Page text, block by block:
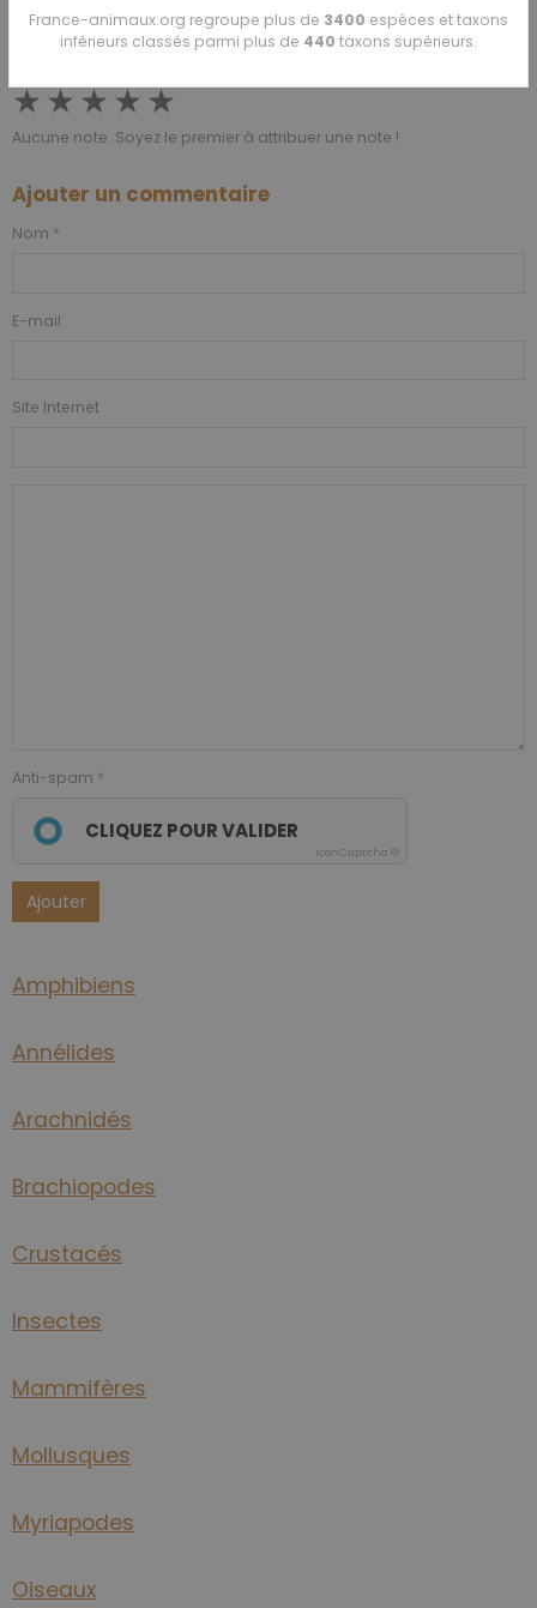
PartagerFacebook
X Email
★★★★★
Aucune note. Soyez le premier à attribuer une note !
Ajouter un commentaire
Nom
E-mail
Site Internet
Anti-spam
CLIQUEZ POUR VALIDER
IconCaptcha ©
Ajouter
Amphibiens
Annélides
Arachnidés
Brachiopodes
Crustacés
Insectes
Mammifères
Mollusques
Myriapodes
Oiseaux
France-animaux.org regroupe plus de 3400 espèces et taxons
inférieurs classés parmi plus de 440 taxons supérieurs.